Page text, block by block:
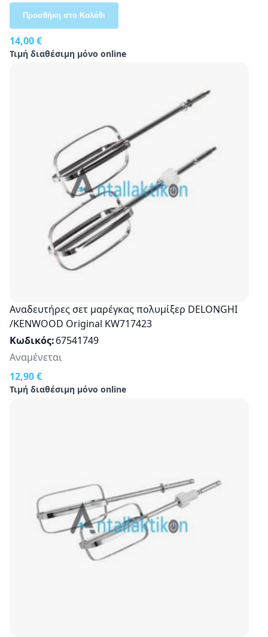
14,00 €
Τιμή διαθέσιμη μόνο online
Προσθήκη στο Καλάθι
Αναδευτήρες σετ μαρέγκας πολυμίξερ DELONGHI
/KENWOOD Original KW717423
Κωδικός 67541749
12,90 €
Τιμή διαθέσιμη μόνο online
Αναμένεται